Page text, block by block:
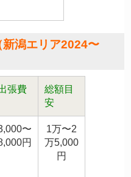
潟エリア2024〜
張費
総額目
安
〜
円
1万〜2
万5,000
円